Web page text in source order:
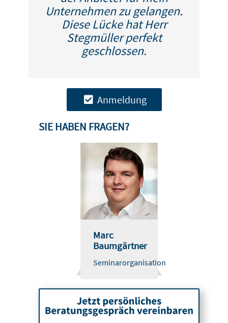
Unternehmen zu gelangen.
Diese Lücke hat Herr
Stegmüller perfekt
geschlossen.
Anmeldung
SIE HABEN FRAGEN?
Marc
Baumgärtner
Seminarorganisation